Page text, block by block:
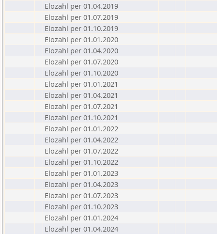
Elozahl per 01.04.2019
Elozahl per 01.07.2019
Elozahl per 01.10.2019
Elozahl per 01.01.2020
Elozahl per 01.04.2020
Elozahl per 01.07.2020
Elozahl per 01.10.2020
Elozahl per 01.01.2021
Elozahl per 01.04.2021
Elozahl per 01.07.2021
Elozahl per 01.10.2021
Elozahl per 01.01.2022
Elozahl per 01.04.2022
Elozahl per 01.07.2022
Elozahl per 01.10.2022
Elozahl per 01.01.2023
Elozahl per 01.04.2023
Elozahl per 01.07.2023
Elozahl per 01.10.2023
Elozahl per 01.01.2024
Elozahl per 01.04.2024